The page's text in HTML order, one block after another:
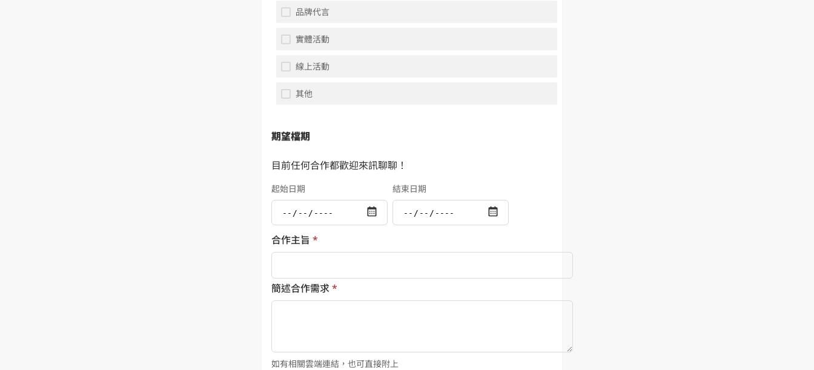
品牌代言
實體活動
線上活動
其他
期望檔期
目前任何合作都歡迎來訊聊聊！
起始日期 結束日期
合作主旨 *
簡述合作需求*
如有相關雲端連結，也可直接附上